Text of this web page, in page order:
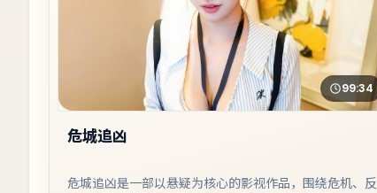
99:34
危城追凶
危城追凶是一部以悬疑为核心的影视作品，围绕危机、反